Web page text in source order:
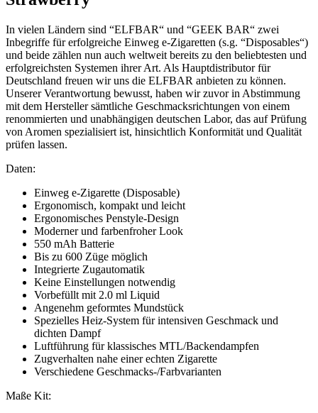
In vielen Ländern sind “ELFBAR“ und “GEEK BAR“ zwei
Inbegriffe für erfolgreiche Einweg e-Zigaretten (s.g. “Disposables“)
und beide zählen nun auch weltweit bereits zu den beliebtesten und
erfolgreichsten Systemen ihrer Art. Als Hauptdistributor für
Deutschland freuen wir uns die ELFBAR anbieten zu können.
Unserer Verantwortung bewusst, haben wir zuvor in Abstimmung
mit dem Hersteller sämtliche Geschmacksrichtungen von einem
renommierten und unabhängigen deutschen Labor, das auf Prüfung
von Aromen spezialisiert ist, hinsichtlich Konformität und Qualität
prüfen lassen.
Daten:
Einweg e-Zigarette (Disposable)
Ergonomisch, kompakt und leicht
Ergonomisches Penstyle-Design
Moderner und farbenfroher Look
550 mAh Batterie
Bis zu 600 Züge möglich
Integrierte Zugautomatik
Keine Einstellungen notwendig
Vorbefüllt mit 2.0 ml Liquid
Angenehm geformtes Mundstück
Spezielles Heiz-System für intensiven Geschmack und
dichten Dampf
Luftführung für klassisches MTL/Backendampfen
Zugverhalten nahe einer echten Zigarette
Verschiedene Geschmacks-/Farbvarianten
Maße Kit: